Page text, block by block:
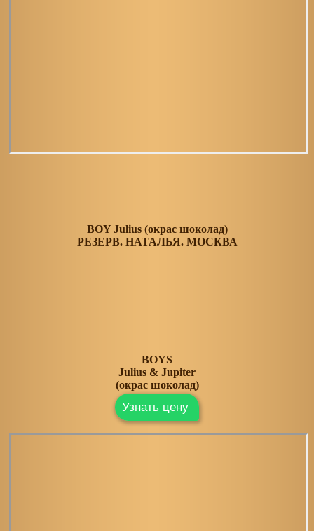
BOY Julius (окрас шоколад)
РЕЗЕРВ. НАТАЛЬЯ. МОСКВА
BOYS
Julius & Jupiter
(окрас шоколад)
Узнать цену